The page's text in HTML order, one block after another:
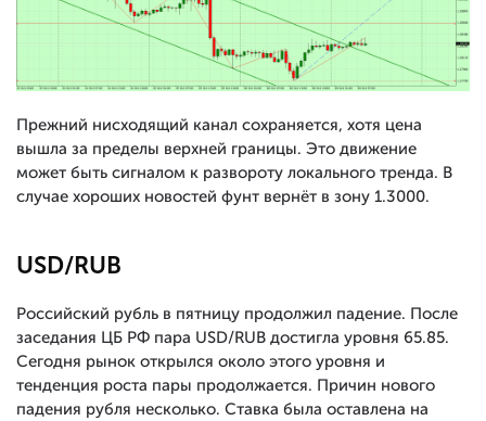
Прежний нисходящий канал сохраняется, хотя цена
вышла за пределы верхней границы. Это движение
может быть сигналом к развороту локального тренда. В
случае хороших новостей фунт вернёт в зону 1.3000.
USD/RUB
Российский рубль в пятницу продолжил падение. После
заседания ЦБ РФ пара USD/RUB достигла уровня 65.85.
Сегодня рынок открылся около этого уровня и
тенденция роста пары продолжается. Причин нового
падения рубля несколько. Ставка была оставлена на